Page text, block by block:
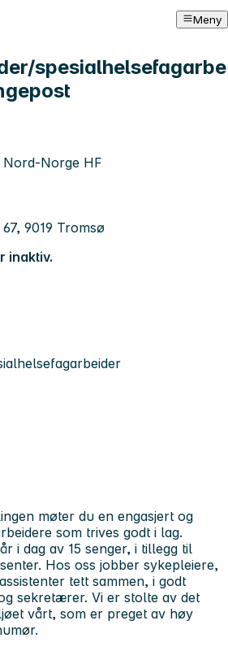
Meny
spesialhelsefagarbe
Nord-Norge HF
9019 Tromsø
inaktiv.
møter du en engasjert og
som trives godt i lag.
i dag av 15 senger, i tillegg til
Hos oss jobber sykepleiere,
tett sammen, i godt
sekretærer. Vi er stolte av det
vårt, som er preget av høy